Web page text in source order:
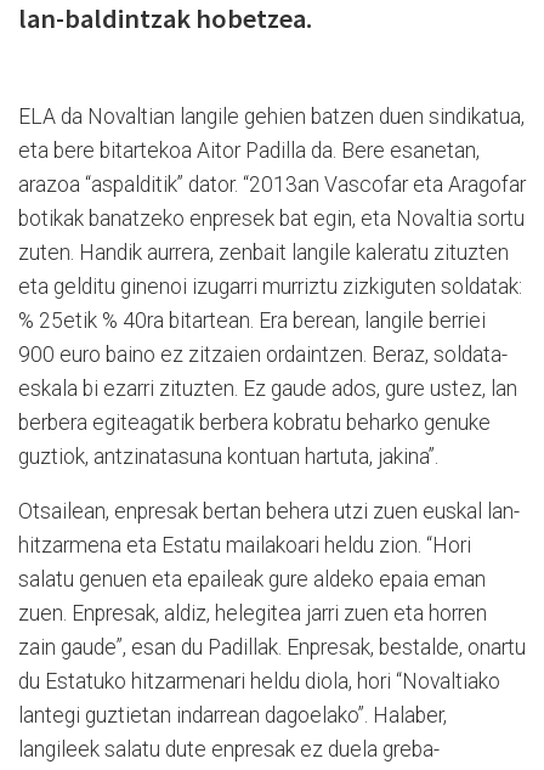
lan-baldintzak hobetzea.
ELA da Novaltian langile gehien batzen duen sindikatua,
eta bere bitartekoa Aitor Padilla da. Bere esanetan,
arazoa “aspalditik” dator. “2013an Vascofar eta Aragofar
botikak banatzeko enpresek bat egin, eta Novaltia sortu
zuten. Handik aurrera, zenbait langile kaleratu zituzten
eta gelditu ginenoi izugarri murriztu zizkiguten soldatak:
% 25etik % 40ra bitartean. Era berean, langile berriei
900 euro baino ez zitzaien ordaintzen. Beraz, soldata-
eskala bi ezarri zituzten. Ez gaude ados, gure ustez, lan
berbera egiteagatik berbera kobratu beharko genuke
guztiok, antzinatasuna kontuan hartuta, jakina”.
Otsailean, enpresak bertan behera utzi zuen euskal lan-
hitzarmena eta Estatu mailakoari heldu zion. “Hori
salatu genuen eta epaileak gure aldeko epaia eman
zuen. Enpresak, aldiz, helegitea jarri zuen eta horren
zain gaude”, esan du Padillak. Enpresak, bestalde, onartu
du Estatuko hitzarmenari heldu diola, hori “Novaltiako
lantegi guztietan indarrean dagoelako”. Halaber,
langileek salatu dute enpresak ez duela greba-